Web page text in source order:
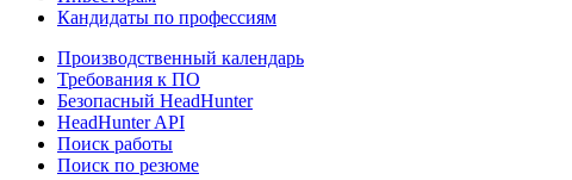
Кандидаты по профессиям
Производственный календарь
Требования к ПО
Безопасный HeadHunter
HeadHunter API
Поиск работы
Поиск по резюме